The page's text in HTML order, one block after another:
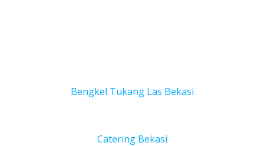
Bengkel Tukang Las Bekasi
Catering Bekasi